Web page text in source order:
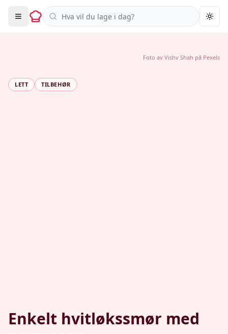
Søk i oppskrifter
LETT TILBEHØR
Enkelt hvitløkssmør med
Foto av Vishv Shah på Pexels